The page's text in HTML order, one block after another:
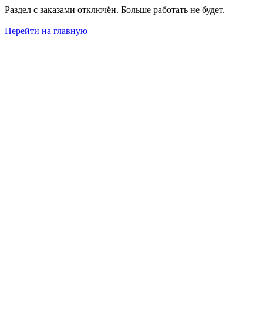
Раздел с заказами отключён. Больше работать не будет.
Перейти на главную